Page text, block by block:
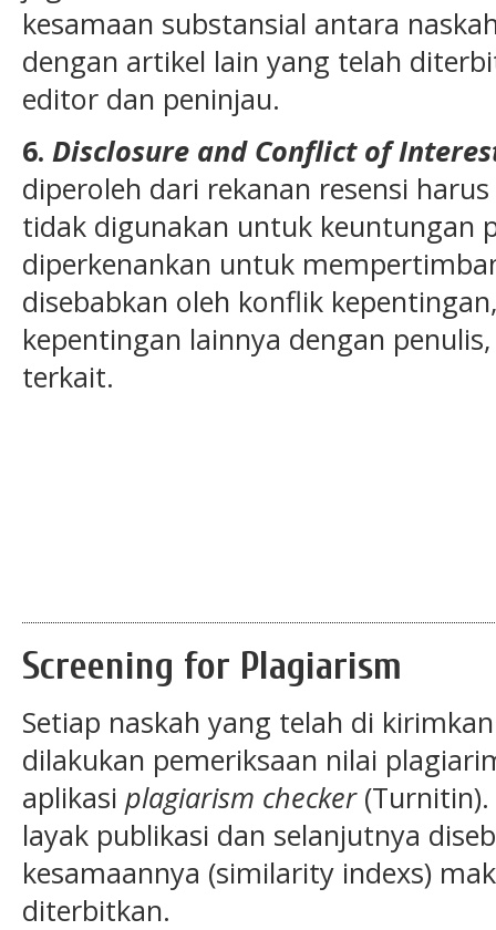
kesamaan substansial antara
dengan artikel lain yang telah
editor dan peninjau.
6. Disclosure and Conflict of
diperoleh dari rekanan resensi
tidak digunakan untuk keuntungan
diperkenankan untuk
disebabkan oleh konflik
kepentingan lainnya dengan
terkait.
Screening for Plagiarism
Setiap naskah yang telah di
dilakukan pemeriksaan nilai
aplikasi plagiarism checker(Turnitin).
layak publikasi dan selanjutnya
kesamaannya (similarity indexs)
diterbitkan.